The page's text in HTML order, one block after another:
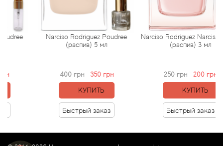
Narciso Rodriguez Poudree
(распив) 5 мл
400 грн
350 грн
КУПИТЬ
Быстрый заказ
Narciso Rodriguez Narciso Cristal
(распив) 3 мл
250 грн
200 грн
КУПИТЬ
Быстрый заказ
Azalia Parfums
Azzaro
Balenciaga